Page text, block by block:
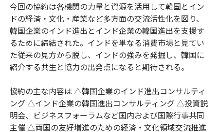
今回の協約は各機関の力量と資源を活用して韓国とイン
ドの経済・文化・産業など多方面の交流活性化を図り、
韓国企業のインド進出とインド企業の韓国進出を支援す
るために締結された。インドを単なる消費市場と見てい
た従来の見方から脱し、インドの強みを発掘し、韓国に
紹介する共生と協力の出発点になると期待される。
協約の主な内容は △韓国企業のインド進出コンサルティ
ング △インド企業の韓国進出コンサルティング △投資説
明会、ビジネスフォーラムなど国内および国際行事共同
主催 △両国の友好増進のための経済・文化領域交流推進